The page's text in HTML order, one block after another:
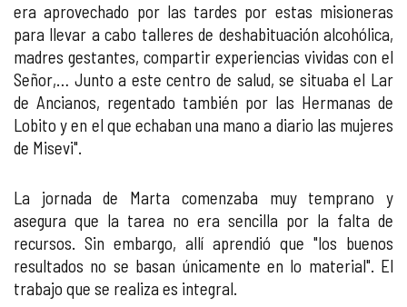
era aprovechado por las tardes por estas misioneras
para llevar a cabo talleres de deshabituación alcohólica,
madres gestantes, compartir experiencias vividas con el
Señor,… Junto a este centro de salud, se situaba el Lar
de Ancianos, regentado también por las Hermanas de
Lobito y en el que echaban una mano a diario las mujeres
de Misevi".
La jornada de Marta comenzaba muy temprano y
asegura que la tarea no era sencilla por la falta de
recursos. Sin embargo, allí aprendió que "los buenos
resultados no se basan únicamente en lo material". El
trabajo que se realiza es integral.